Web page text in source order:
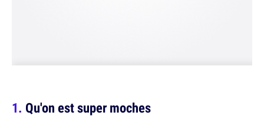
Qu'on est super moches